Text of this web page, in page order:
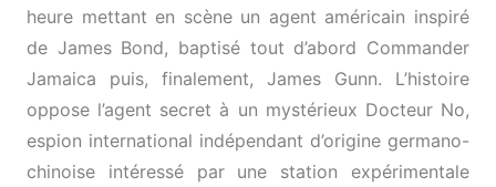
heure mettant en scène un agent américain inspiré
de James Bond, baptisé tout d’abord Commander
Jamaica puis, finalement, James Gunn. L’histoire
oppose l’agent secret à un mystérieux Docteur No,
espion international indépendant d’origine germano-
chinoise intéressé par une station expérimentale